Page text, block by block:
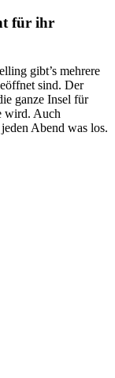
für ihr
gibt’s mehrere
sind. Der
ganze Insel für
wird. Auch
Abend was los.